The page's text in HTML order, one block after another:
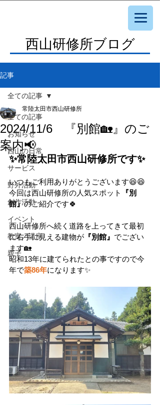
西山研修所ブログ
記事
全ての記事
お知らせ
西山の日常
サービス
野外活動
創作活動
イベント
教室／講座
親子
全ての記事
2024/11/6 『別館🏡』のご
案内📢
常陸太田市西山研修所
✨常陸太田市西山研修所です✨
いつもご利用ありがとうございます😆😆
今回は西山研修所の人気スポット
『別
館』のご紹介です🍀
西山研修所へ続く道路を上ってきて最初
に右手に見える建物が 『別館』 でござい
ます🏡
昭和13年に建てられたとの事ですので今
年で築86年になります✨